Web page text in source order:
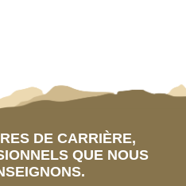
DE CARRIÈRE,
QUE NOUS